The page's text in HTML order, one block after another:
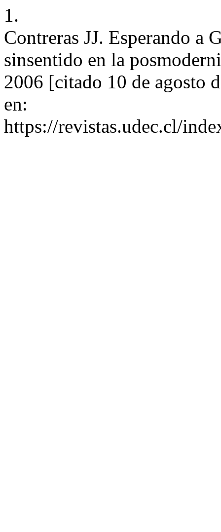
1.
Contreras JJ. Esperando a
sinsentido en la
2006 [citado 10 de agosto
en:
https://revistas.udec.cl/